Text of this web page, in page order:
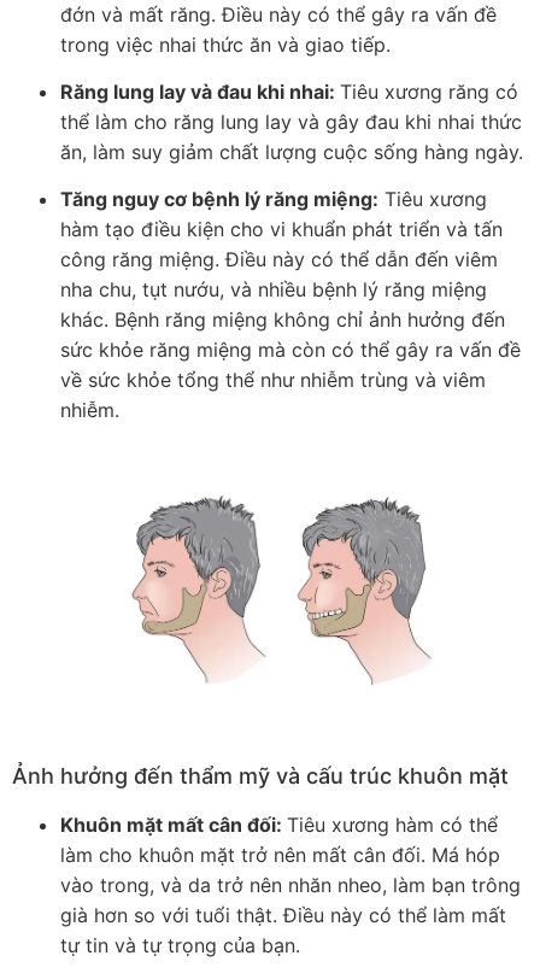
đớn và mất răng. Điều này có thể gây ra vấn đề
trong việc nhai thức ăn và giao tiếp.
Răng lung lay và đau khi nhai: Tiêu xương răng có
thể làm cho răng lung lay và gây đau khi nhai thức
ăn, làm suy giảm chất lượng cuộc sống hàng ngày.
Tăng nguy cơ bệnh lý răng miệng: Tiêu xương
hàm tạo điều kiện cho vi khuẩn phát triển và tấn
công răng miệng. Điều này có thể dẫn đến viêm
nha chu, tụt nướu, và nhiều bệnh lý răng miệng
khác. Bệnh răng miệng không chỉ ảnh hưởng đến
sức khỏe răng miệng mà còn có thể gây ra vấn đề
về sức khỏe tổng thể như nhiễm trùng và viêm
nhiễm.
Ảnh hưởng đến thẩm mỹ và cấu trúc khuôn mặt
Khuôn mặt mất cân đối: Tiêu xương hàm có thể
làm cho khuôn mặt trở nên mất cân đối. Má hóp
vào trong, và da trở nên nhăn nheo, làm bạn trông
già hơn so với tuổi thật. Điều này có thể làm mất
tự tin và tự trọng của bạn.